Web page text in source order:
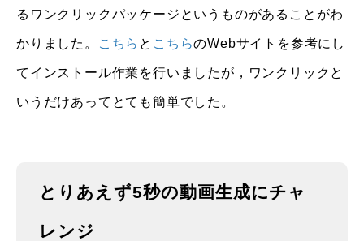
るワンクリックパッケージというものがあることがわ
かりました。 こちら と こちらのWebサイトを参考にし
てインストール作業を行いましたが，ワンクリックと
いうだけあってとても簡単でした。
とりあえず5秒の動画生成にチャ
レンジ